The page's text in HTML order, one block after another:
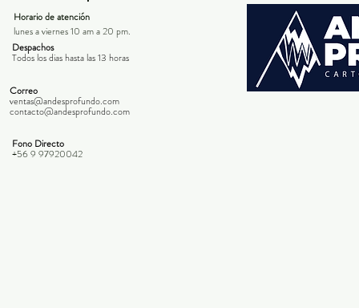
Horario de atención
lunes a viernes 10 am a 20 pm.
Despachos
Todos los dias hasta las 13 horas
Correo
ventas@andesprofundo.com
contacto@andesprofundo.com
Fono Directo
+56 9 97920042